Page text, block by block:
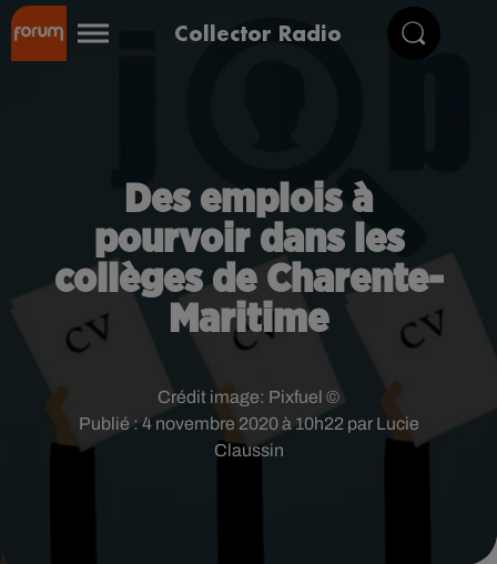
Collector Radio
Des emplois à
pourvoir dans les
collèges de Charente-
Maritime
Publié : 4 novembre 2020 à 10h22 par Lucie
Claussin
Crédit image: Pixfuel ©